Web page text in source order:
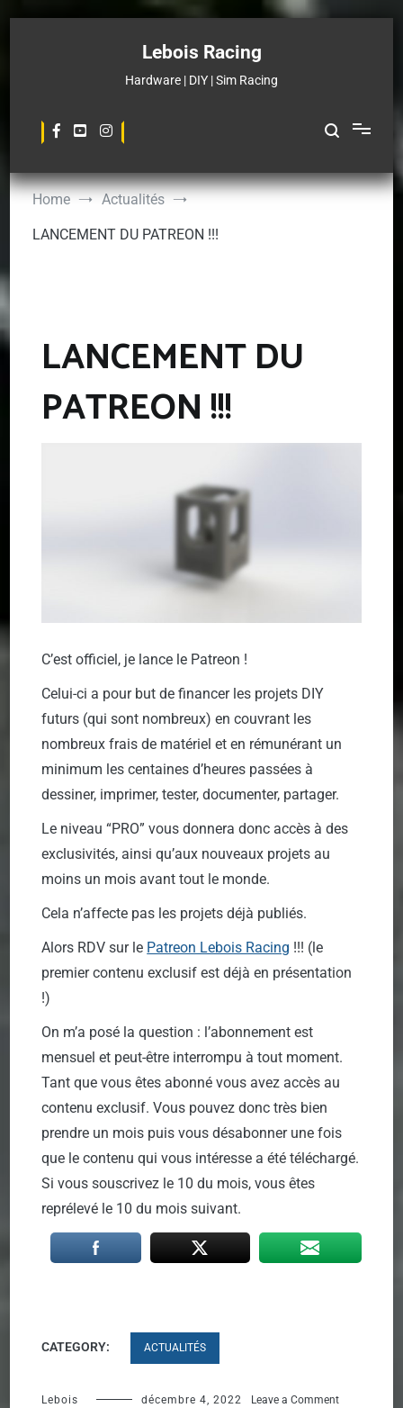
Lebois Racing
Hardware | DIY | Sim Racing
Home Actualités
LANCEMENT DU PATREON !!!
LANCEMENT DU
PATREON !!!
C’est officiel, je lance le Patreon !
Celui-ci a pour but de financer les projets DIY
futurs (qui sont nombreux) en couvrant les
nombreux frais de matériel et en rémunérant un
minimum les centaines d’heures passées à
dessiner, imprimer, tester, documenter, partager.
Le niveau “PRO” vous donnera donc accès à des
exclusivités, ainsi qu’aux nouveaux projets au
moins un mois avant tout le monde.
Cela n’affecte pas les projets déjà publiés.
Alors RDV sur le Patreon Lebois Racing !!! (le
premier contenu exclusif est déjà en présentation
!)
On m’a posé la question : l’abonnement est
mensuel et peut-être interrompu à tout moment.
Tant que vous êtes abonné vous avez accès au
contenu exclusif. Vous pouvez donc très bien
prendre un mois puis vous désabonner une fois
que le contenu qui vous intéresse a été téléchargé.
Si vous souscrivez le 10 du mois, vous êtes
reprélevé le 10 du mois suivant.
CATEGORY: ACTUALITÉS
Lebois décembre 4, 2022 Leave a Commenton